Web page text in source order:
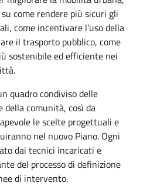
come rendere più sicuri gli
come incentivare l’uso della
il trasporto pubblico, come
sostenibile ed efficiente nei
quadro condiviso delle
della comunità, così da
le scelte progettuali e
nel nuovo Piano. Ogni
dai tecnici incaricati e
del processo di definizione
di intervento.